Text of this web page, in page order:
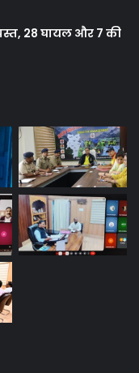
28 घायल और 7 की